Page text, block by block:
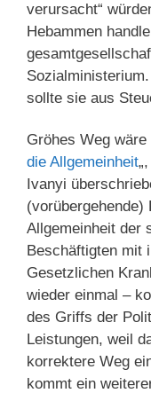
verursacht“
Hebammen
sollte sie aus
Gröhes Weg wäre
die Allgemeinheit
Ivanyi
(vorübergehende)
Allgemeinheit der
Beschäftigten mit
Gesetzlichen
wieder einmal –
des Griffs der
Leistungen, weil
korrektere Weg
kommt ein